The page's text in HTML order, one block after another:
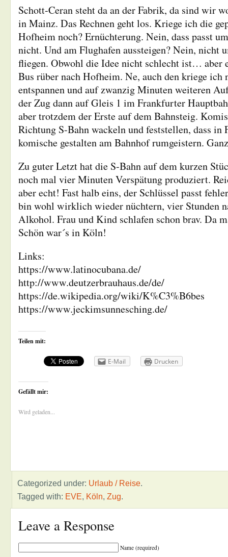
Schott-Ceran steht da an der Fabrik, da sind wir
in Mainz. Das Rechnen geht los. Kriege ich die
Hofheim noch? Ernüchterung. Nein, dass passt
nicht. Und am Flughafen aussteigen? Nein, nicht
fliegen. Obwohl die Idee nicht schlecht ist… aber
Bus rüber nach Hofheim. Ne, auch den kriege
entspannen und auf zwanzig Minuten weiteren
der Zug dann auf Gleis 1 im Frankfurter
aber trotzdem der Erste auf dem Bahnsteig.
Richtung S-Bahn wackeln und feststellen, dass in
komische gestalten am Bahnhof rumgeistern.
Zu guter Letzt hat die S-Bahn auf dem kurzen
noch mal vier Minuten Verspätung produziert.
aber echt! Fast halb eins, der Schlüssel passt
bin wohl wirklich wieder nüchtern, vier Stunden
Alkohol. Frau und Kind schlafen schon brav. Da
Schön war´s in Köln!
Links:
https://www.latinocubana.de/
http://www.deutzerbrauhaus.de/de/
https://de.wikipedia.org/wiki/K%C3%B6bes
https://www.jeckimsunnesching.de/
Teilen mit:
E-Mail Drucken
Gefällt mir:
Wird geladen...
Categorized under: Urlaub / Reise
Tagged with: EVE Köln Zug
Leave a Response
Name (required)